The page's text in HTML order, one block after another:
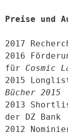
Preise und
2017
2016
für Cosmic
2015
Bücher 2015
2013
der DZ Bank
2012